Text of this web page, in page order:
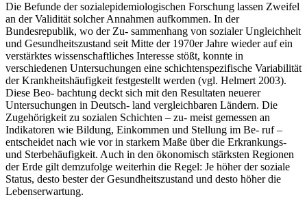
Die Befunde der sozialepidemiologischen Forschung lassen Zweifel
an der Validität solcher Annahmen aufkommen. In der
Bundesrepublik, wo der Zu- sammenhang von sozialer Ungleichheit
und Gesundheitszustand seit Mitte der 1970er Jahre wieder auf ein
verstärktes wissenschaftliches Interesse stößt, konnte in
verschiedenen Untersuchungen eine schichtenspezifische Variabilität
der Krankheitshäufigkeit festgestellt werden (vgl. Helmert 2003).
Diese Beo- bachtung deckt sich mit den Resultaten neuerer
Untersuchungen in Deutsch- land vergleichbaren Ländern. Die
Zugehörigkeit zu sozialen Schichten – zu- meist gemessen an
Indikatoren wie Bildung, Einkommen und Stellung im Be- ruf –
entscheidet nach wie vor in starkem Maße über die Erkrankungs-
und Sterbehäufigkeit. Auch in den ökonomisch stärksten Regionen
der Erde gilt demzufolge weiterhin die Regel: Je höher der soziale
Status, desto bester der Gesundheitszustand und desto höher die
Lebenserwartung.